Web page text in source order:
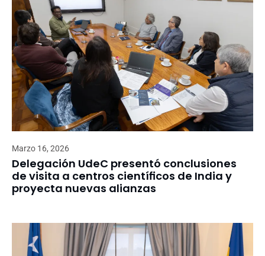
Marzo 16, 2026
Delegación UdeC presentó conclusiones
de visita a centros científicos de India y
proyecta nuevas alianzas